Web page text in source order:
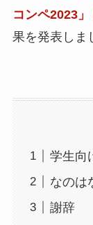
コンペ2023」
果を発表しま
学生向
なのは
謝辞